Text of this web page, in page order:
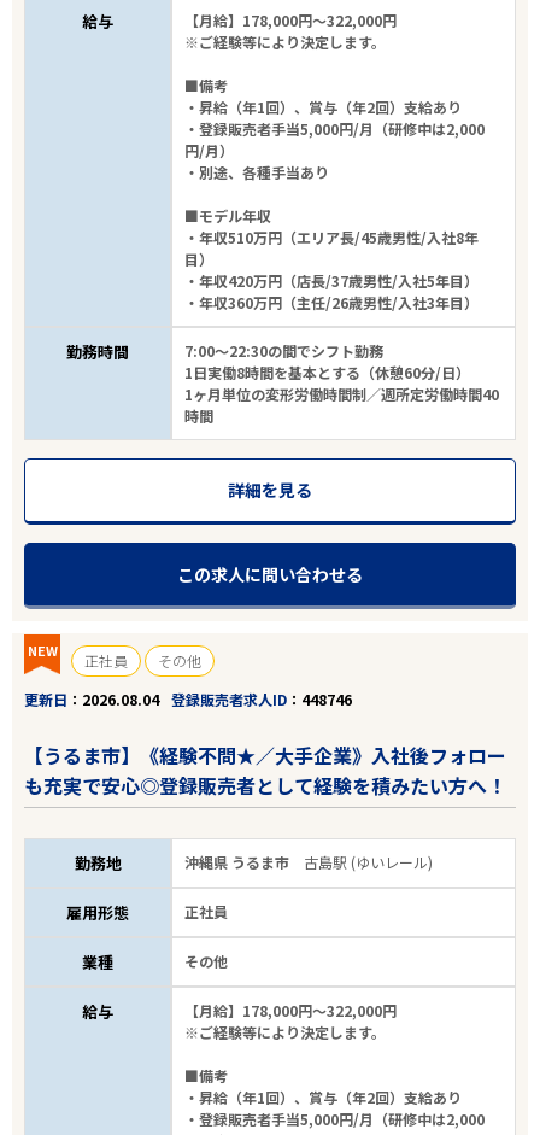
給与
【月給】178,000円～322,000円
※ご経験等により決定します。
■備考
・昇給（年1回）、賞与（年2回）支給あり
・登録販売者手当5,000円/月（研修中は2,000
円/月）
・別途、各種手当あり
■モデル年収
・年収510万円（エリア長/45歳男性/入社8年
目）
・年収420万円（店長/37歳男性/入社5年目）
・年収360万円（主任/26歳男性/入社3年目）
勤務時間
7:00～22:30の間でシフト勤務
1日実働8時間を基本とする（休憩60分/日）
1ヶ月単位の変形労働時間制／週所定労働時間40
時間
詳細を見る
この求人に問い合わせる
NEW 正社員
その他
更新日
2026.08.04 登録販売者求人ID 448746
【うるま市】《経験不問★／大手企業》入社後フォロー
も充実で安心◎登録販売者として経験を積みたい方へ！
勤務地 沖縄県 うるま市 古島駅 (ゆいレール)
雇用形態 正社員
業種 その他
給与
【月給】178,000円～322,000円
※ご経験等により決定します。
■備考
・昇給（年1回）、賞与（年2回）支給あり
・登録販売者手当5,000円/月（研修中は2,000